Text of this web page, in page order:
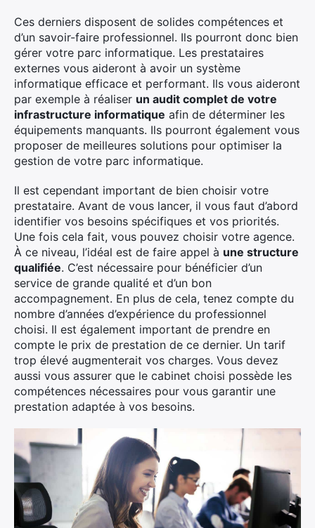
Ces derniers disposent de solides compétences et
d’un savoir-faire professionnel. Ils pourront donc bien
gérer votre parc informatique. Les prestataires
externes vous aideront à avoir un système
informatique efficace et performant. Ils vous aideront
par exemple à réaliser un audit complet de votre
infrastructure informatique afin de déterminer les
équipements manquants. Ils pourront également vous
proposer de meilleures solutions pour optimiser la
gestion de votre parc informatique.
Il est cependant important de bien choisir votre
prestataire. Avant de vous lancer, il vous faut d’abord
identifier vos besoins spécifiques et vos priorités.
Une fois cela fait, vous pouvez choisir votre agence.
À ce niveau, l’idéal est de faire appel à une structure
qualifiée. C’est nécessaire pour bénéficier d’un
service de grande qualité et d’un bon
accompagnement. En plus de cela, tenez compte du
nombre d’années d’expérience du professionnel
choisi. Il est également important de prendre en
compte le prix de prestation de ce dernier. Un tarif
trop élevé augmenterait vos charges. Vous devez
aussi vous assurer que le cabinet choisi possède les
compétences nécessaires pour vous garantir une
prestation adaptée à vos besoins.